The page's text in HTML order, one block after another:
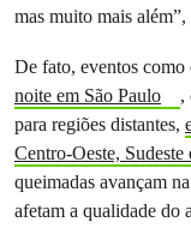
mas muito mais
De fato, eventos
noite em São Paulo
,
para regiões distantes,
Centro-Oeste,
queimadas avançam
afetam a qualidade do